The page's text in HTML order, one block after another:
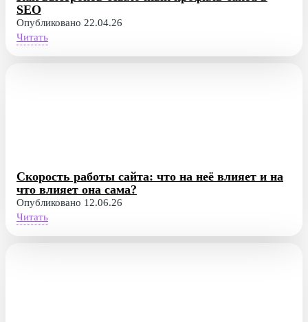
SEO
Опубликовано 22.04.26
Читать
Скорость работы сайта: что на неё влияет и на
что влияет она сама?
Опубликовано 12.06.26
Читать